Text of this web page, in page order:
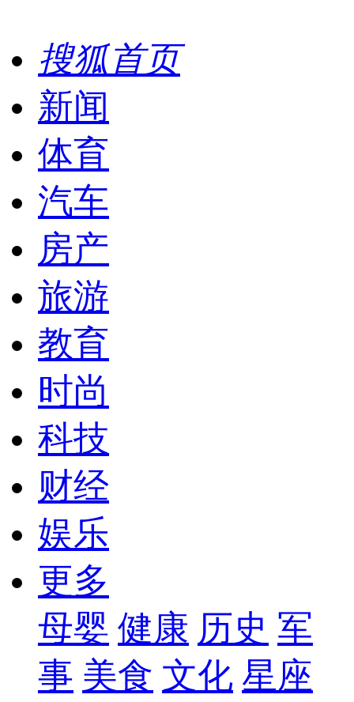
搜狐首页
新闻
体育
汽车
房产
旅游
教育
时尚
科技
财经
娱乐
更多
母婴 健康 历史 军
事 美食 文化 星座